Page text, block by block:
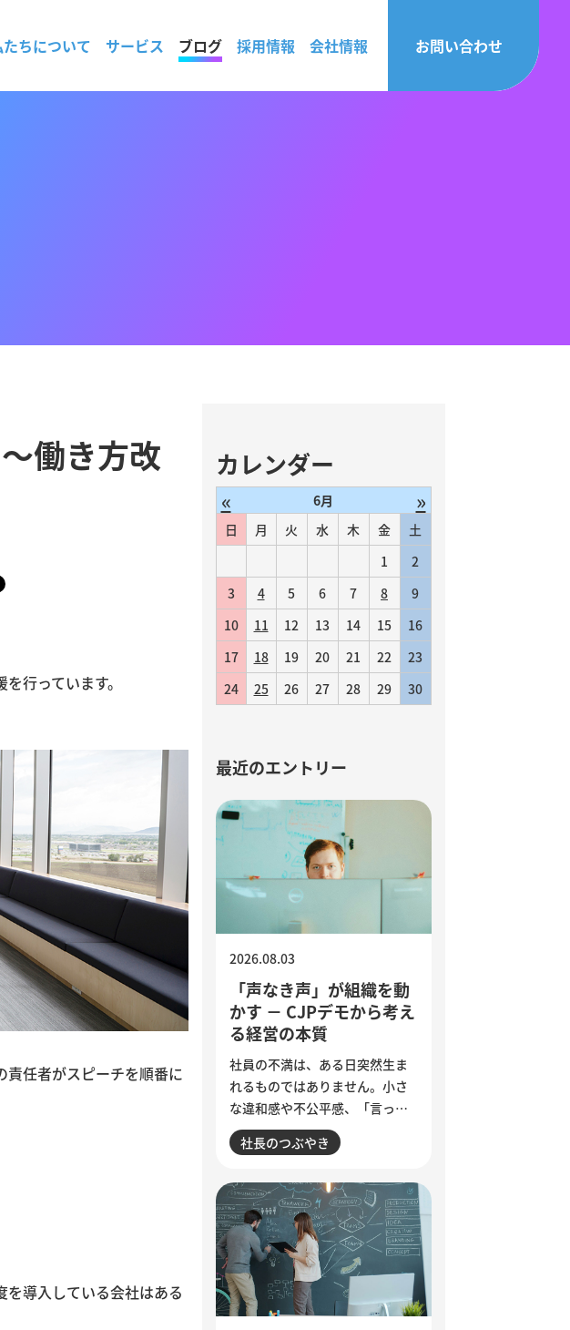
ちについて サービス ブログ 採用情報 会社情報 お問い合わせ
働き方改
行っています。
責任者がスピーチを順番に
導入している会社はある
カレンダー
« 6月 »
日 月 火 水 木 金
土
1
2
3
4 5 6 7 8
9
10
11 12 13 14 15
16
17
18 19 20 21 22
23
24
25 26 27 28 29 30
最近のエントリー
「声なき声」が組織を動
かす － CJPデモから考え
る経営の本質
2026.08.03
社員の不満は、ある日突然生ま
れるものではありません。小さ
な違和感や不公平感、「言って
も変わらない」という諦めが積
み重なり、退職やエンゲージメ
インドで若者の抗議運動が教育
相の辞任につながった出来事か
ら、組織に潜む「声なき声」に
耳を傾け、問題の兆しに誠実に
向き合う経営のあり方を考えま
す。
社長のつぶやき